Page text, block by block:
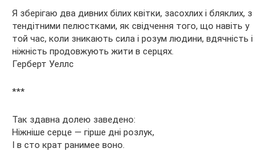
Я зберігаю два дивних білих квітки, засохлих і бляклих, з
тендітними пелюстками, як свідчення того, що навіть у
той час, коли зникають сила і розум людини, вдячність і
ніжність продовжують жити в серцях.
Герберт Уеллс
***
Так здавна долею заведено:
Ніжніше серце — гірше дні розлук,
І в сто крат ранимее воно.